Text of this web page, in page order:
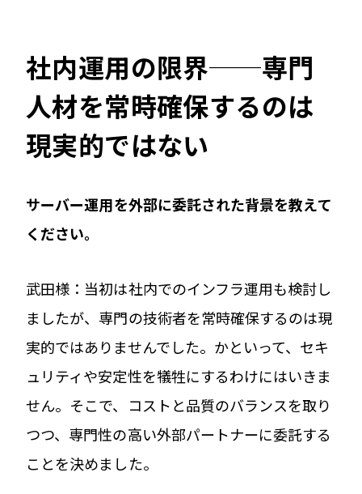
社内運用の限界──専門
人材を常時確保するのは
現実的ではない
――サーバー運用を外部に委託された背景を教えて
ください。
武田様：当初は社内でのインフラ運用も検討し
ましたが、専門の技術者を常時確保するのは現
実的ではありませんでした。かといって、セキ
ュリティや安定性を犠牲にするわけにはいきま
せん。そこで、コストと品質のバランスを取り
つつ、専門性の高い外部パートナーに委託する
ことを決めました。